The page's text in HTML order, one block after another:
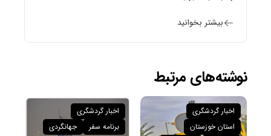
بیشتر بخوانید
نوشته‌های مرتبط
اخبار گردشگری
استان خوزستان
اخبار گردشگری
برنامه سفر
جهانگردی